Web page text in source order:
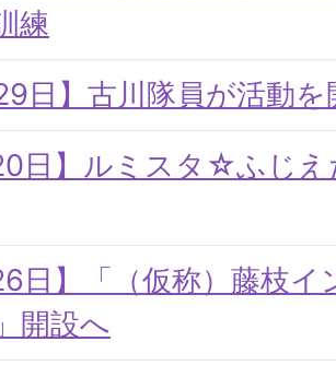
練
日】古川隊員が活動
20日】ルミスタ☆ふじ
26日】「（仮称）藤枝
開設へ